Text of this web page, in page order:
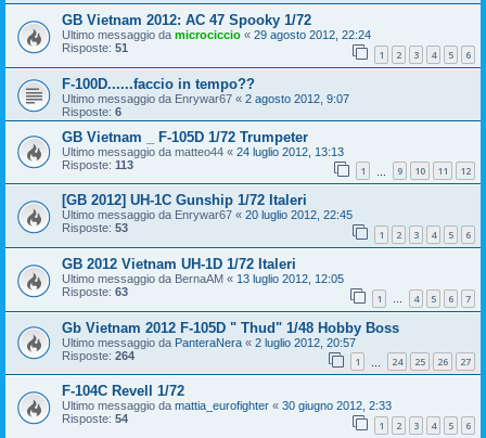
GB Vietnam 2012: AC 47 Spooky 1/72
Ultimo messaggio da microciccio « 29 agosto 2012, 22:24
Risposte: 51 1 2 3 4 5 6
F-100D......faccio in tempo??
Ultimo messaggio da Enrywar67 « 2 agosto 2012, 9:07
Risposte: 6
GB Vietnam _ F-105D 1/72 Trumpeter
Ultimo messaggio da matteo44 « 24 luglio 2012, 13:13
Risposte: 113 1 9 10 11 12
[GB 2012] UH-1C Gunship 1/72 Italeri
Ultimo messaggio da Enrywar67 « 20 luglio 2012, 22:45
Risposte: 53 1 2 3 4 5 6
GB 2012 Vietnam UH-1D 1/72 Italeri
Ultimo messaggio da BernaAM « 13 luglio 2012, 12:05
Risposte: 63 1 … 4 5 6 7
Gb Vietnam 2012 F-105D " Thud" 1/48 Hobby Boss
Ultimo messaggio da PanteraNera « 2 luglio 2012, 20:57
Risposte: 264 1 24 25 26 27
F-104C Revell 1/72
Ultimo messaggio da mattia_eurofighter « 30 giugno 2012, 2:33
Risposte: 54 1 2 3 4 5 6